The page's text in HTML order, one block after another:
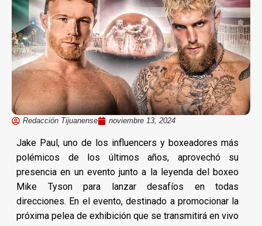
Redacción Tijuanense noviembre 13, 2024
Jake Paul, uno de los influencers y boxeadores más
polémicos de los últimos años, aprovechó su
presencia en un evento junto a la leyenda del boxeo
Mike Tyson para lanzar desafíos en todas
direcciones. En el evento, destinado a promocionar la
próxima pelea de exhibición que se transmitirá en vivo